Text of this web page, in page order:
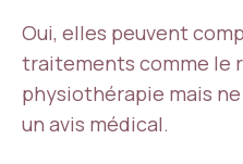
Oui, elles peuvent
traitements comme le
physiothérapie mais
un avis médical.